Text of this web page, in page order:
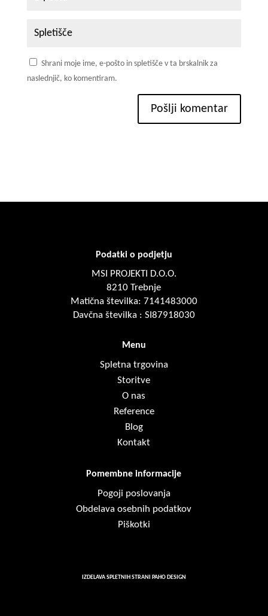
Shrani moje ime, e-pošto in spletišče v ta brskalnik za
naslednjič, ko komentiram.
Pošlji komentar
Podatki o podjetju
MSI PROJEKTI D.O.O.
8210 Trebnje
Matična številka: 7141483000
Davčna številka : SI87918030
Menu
Spletna trgovina
Storitve
O nas
Reference
Blog
Kontakt
Pomembne informacije
Pogoji poslovanja
Obdelava osebnih podatkov
Piškotki
IZDELAVA SPLETNIH STRANI PAHO DESIGN